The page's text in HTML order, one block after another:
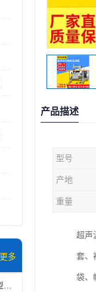
更多
源头联宇净水滤芯热压成型机器 超声波大功率封边机
产品描述
型号
产地
重量
超声
套、
袋、